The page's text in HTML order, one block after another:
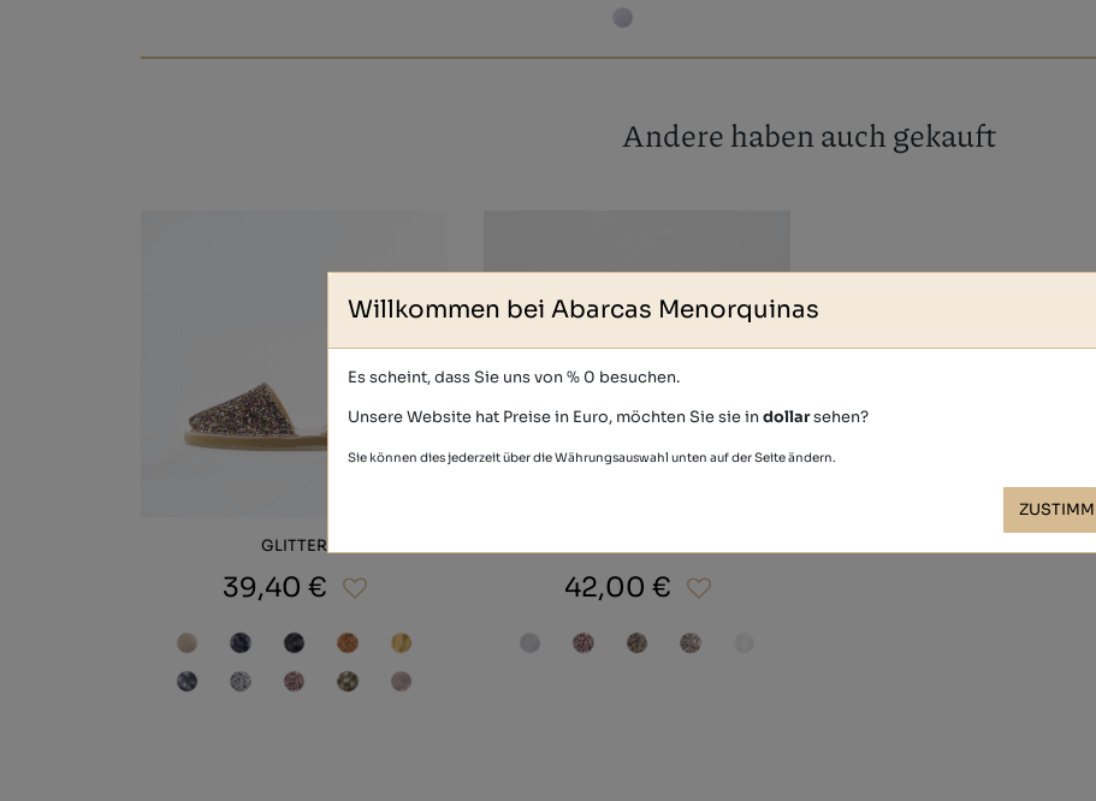
Andere haben auch gekauft
GLITTER
39,40 € 42,00 €
Willkommen bei Abarcas Menorquinas
Es scheint, dass Sie uns von % 0 besuchen.
Unsere Website hat Preise in Euro, möchten Sie sie indollarsehen?
Sie können dies jederzeit über die Währungsauswahl unten auf der Seite ändern.